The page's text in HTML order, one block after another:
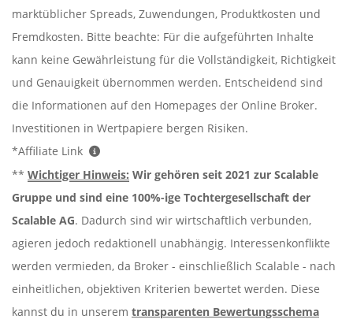
marktüblicher Spreads, Zuwendungen, Produktkosten und
Fremdkosten. Bitte beachte: Für die aufgeführten Inhalte
kann keine Gewährleistung für die Vollständigkeit, Richtigkeit
und Genauigkeit übernommen werden. Entscheidend sind
die Informationen auf den Homepages der Online Broker.
Investitionen in Wertpapiere bergen Risiken.
*Affiliate Link
** Wichtiger Hinweis: Wir gehören seit 2021 zur Scalable
Gruppe und sind eine 100%-ige Tochtergesellschaft der
Scalable AG. Dadurch sind wir wirtschaftlich verbunden,
agieren jedoch redaktionell unabhängig. Interessenkonflikte
werden vermieden, da Broker - einschließlich Scalable - nach
einheitlichen, objektiven Kriterien bewertet werden. Diese
kannst du in unserem transparenten Bewertungsschema